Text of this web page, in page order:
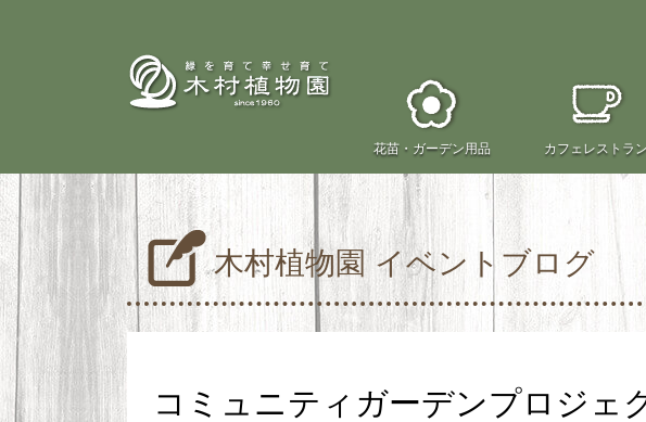
花苗・ ガーデン用品 カフェ レストラン
木村植物園 イベントブログ
コミュニティガーデンプロジェ